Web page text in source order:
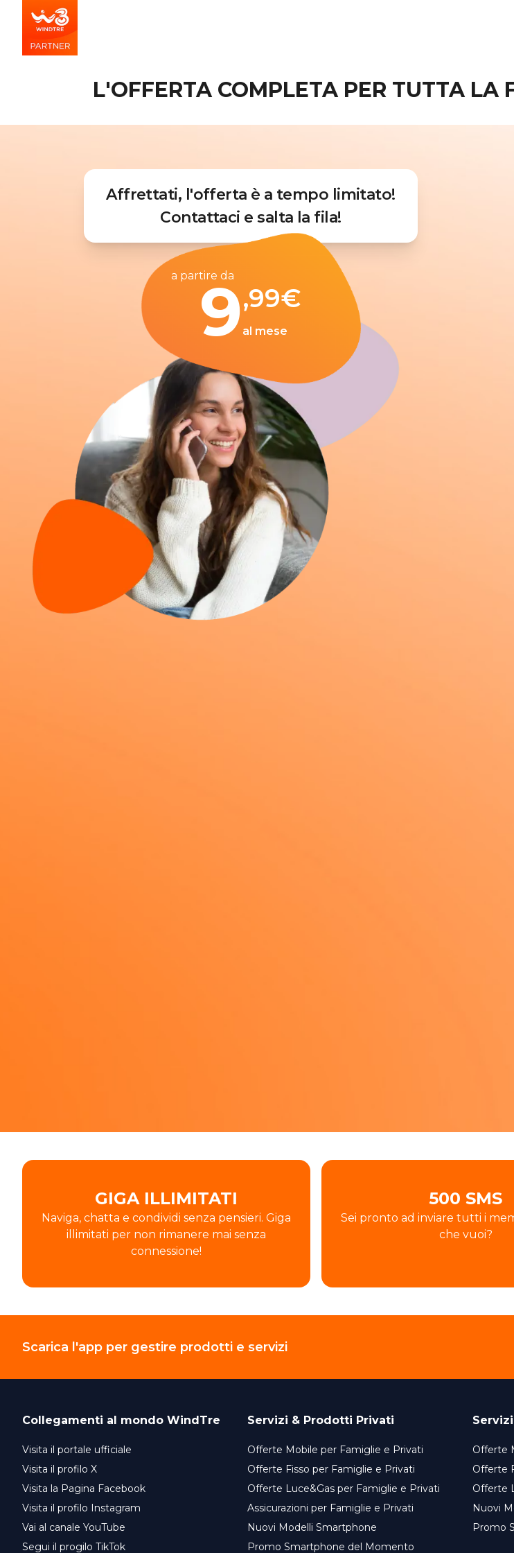
L'OFFERTA COMPLETA PER TUTTA LA
Affrettati, l'offerta è a tempo limitato!
Contattaci e salta la fila!
a partire da
9,99€
al mese
GIGA ILLIMITATI
Naviga, chatta e condividi senza pensieri. Giga
illimitati per non rimanere mai senza
connessione!
500 SMS
Sei pronto ad inviare tutti i
che vuoi?
Scarica l'app per gestire prodotti e servizi
Collegamenti al mondo WindTre
Visita il portale ufficiale
Visita il profilo X
Visita la Pagina Facebook
Visita il profilo Instagram
Vai al canale YouTube
Segui il progilo TikTok
Servizi & Prodotti Privati
Offerte Mobile per Famiglie e Privati
Offerte Fisso per Famiglie e Privati
Offerte Luce&Gas per Famiglie e Privati
Assicurazioni per Famiglie e Privati
Nuovi Modelli Smartphone
Promo Smartphone del Momento
Offerte
Offerte
Offerte
Nuovi
Promo